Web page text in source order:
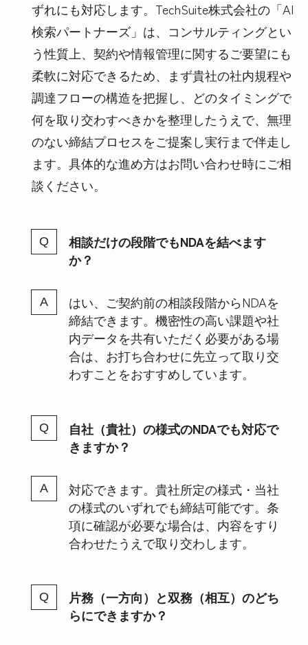
ずれにも対応します。TechSuite株式会社の「AI
検索パートナーズ」は、コンサルティングとい
う性質上、契約や情報管理に関するご要望にも
柔軟に対応できるため、まず貴社の社内規程や
調達フローの構造を把握し、どのタイミングで
何を取り交わすべきかを整理したうえで、無理
のない締結プロセスをご提案し実行まで伴走し
ます。具体的な進め方はお問い合わせ時にご相
談ください。
相談だけの段階でもNDAを結べます
か？
はい、ご契約前の相談段階からNDAを
締結できます。機密性の高い課題や社
内データを共有いただく必要がある場
合は、お打ち合わせに先立って取り交
わすことをおすすめしています。
自社（貴社）の様式のNDAでも対応で
きますか？
対応できます。貴社所定の様式・当社
の様式のいずれでも締結可能です。条
項に確認が必要な場合は、内容をすり
合わせたうえで取り交わします。
片務（一方向）と双務（相互）のどち
らにできますか？